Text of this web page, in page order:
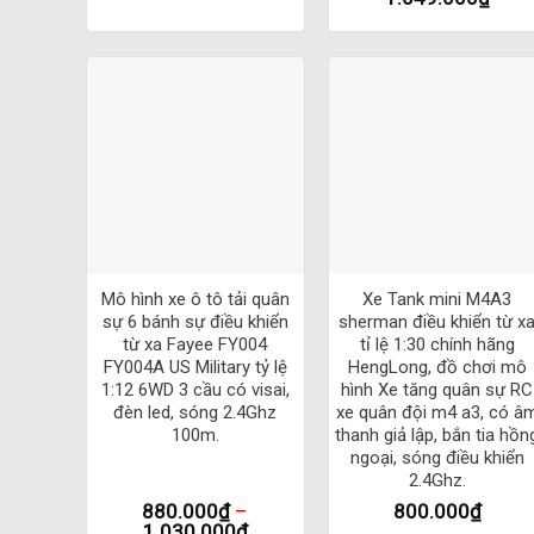
– Có 2 bộ lốp cao su và lốp cứng mặc định đi kèm xe
Đóng gói sản phẩm Mô hình xe ô tô
1 X bộ phụ kiện
1 X bộ tay lái dự phòng
Mô hình xe ô tô tải quân
sự 6 bánh sự điều khiển
từ xa Fayee FY004
FY004A US Military tỷ lệ
1:12 6WD 3 cầu có visai,
đèn led, sóng 2.4Ghz
100m.
880.000₫–
Xe Tank mini M4A3
sherman điều khiển từ xa
tỉ lệ 1:30 chính hãng
HengLong, đồ chơi mô
hình Xe tăng quân sự RC
xe quân đội m4 a3, có
thanh giả lập, bắn tia
ngoại, sóng điều khiển
2.4Ghz.
800.000₫